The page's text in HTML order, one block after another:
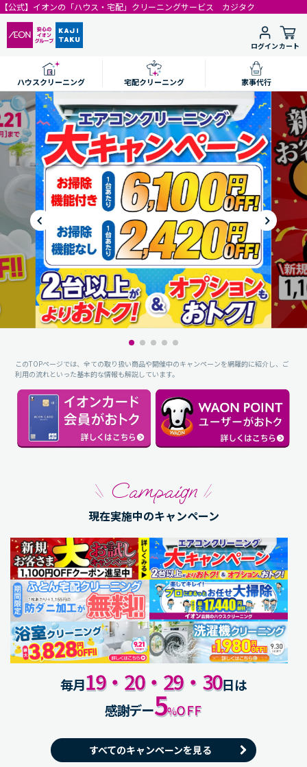
【公式】イオンの「ハウス・宅配」クリーニングサービス カジタク
ログインカート
ハウスクリーニング 宅配クリーニング 家事代行
このTOPページでは、全ての取り扱い商品や開催中のキャンペーンを網羅的に紹介し、ご
利用の流れといった基本的な情報も解説しています。
Campaign
現在実施中のキャンペーン
毎月19・ 20・ 29・ 30日は
感謝デー5%OFF
すべてのキャンペーンを見る